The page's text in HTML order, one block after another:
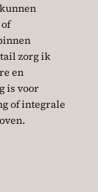
zorg ik
en
is voor
of integrale